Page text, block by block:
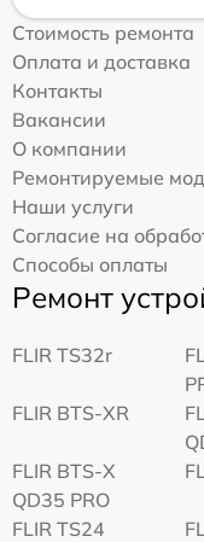
Стоимость ремонта
Оплата и доставка
Контакты
Вакансии
О компании
Ремонтируемые
Наши услуги
Согласие на
Способы оплаты
Ремонт
FLIR TS32r
FLIR BTS-XR
FLIR BTS-X
QD35 PRO
FLIR TS24